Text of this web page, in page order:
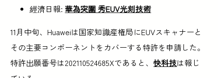
經濟日報:華為突圍 秀EUV光刻技術
11月中旬、Huaweiは国家知識産権局にEUVスキャナーと
その主要コンポーネントをカバーする特許を申請した。
特許出願番号は202110524685Xであると、快科技は報じ